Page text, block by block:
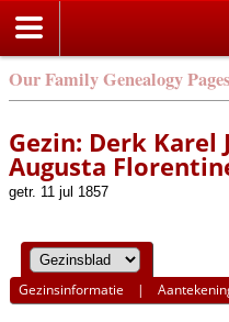
Our Family Genealogy Pages
Gezin: Derk Karel
Augusta
getr. 11 jul 1857
Gezinsinformatie |